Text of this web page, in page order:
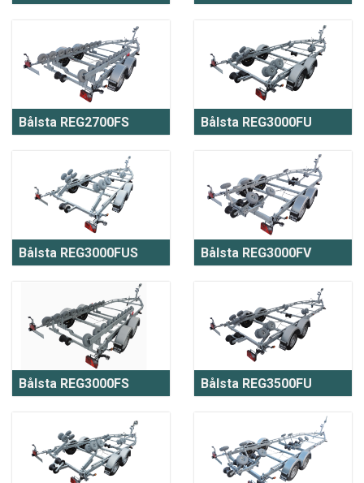
Bålsta REG2700FS Bålsta REG3000FU
Bålsta REG3000FUS Bålsta REG3000FV
Bålsta REG3000FS Bålsta REG3500FU